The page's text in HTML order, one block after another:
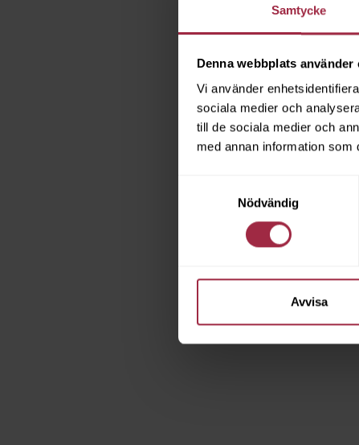
Samtycke
Denna webbplats använder
Vi använder
sociala medier och
till de sociala medier och
med annan information
Nödvändig
Avvisa